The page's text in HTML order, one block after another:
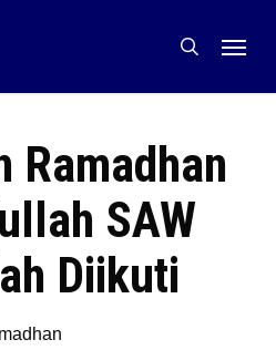
search
Menu
Ramadhan
SAW
Diikuti